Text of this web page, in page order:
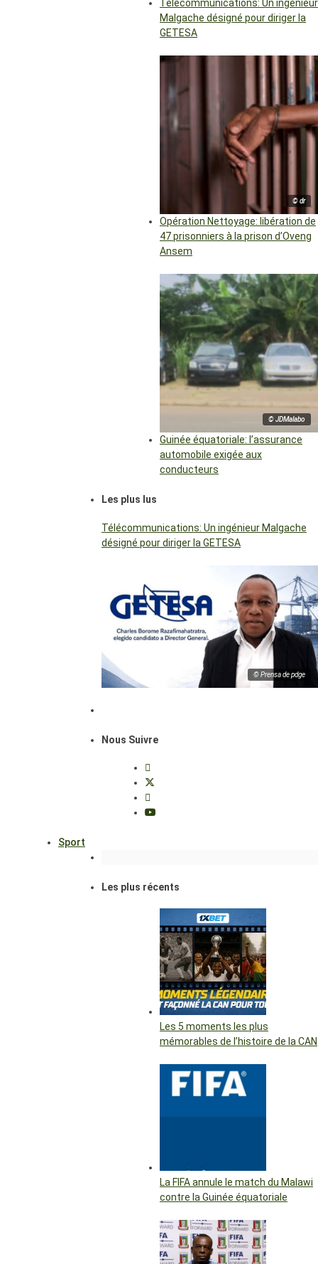
Télécommunications: Un ingénieur
Malgache désigné pour diriger la
GETESA
© dr
Opération Nettoyage: libération de
47 prisonniers à la prison d’Oveng
Ansem
© JDMalabo
Guinée équatoriale: l’assurance
automobile exigée aux
conducteurs
Les plus lus
Télécommunications: Un ingénieur Malgache
désigné pour diriger la GETESA
© Prensa de pdge
Nous Suivre
Sport
Les plus récents
Les 5 moments les plus
mémorables de l’histoire de la CAN
La FIFA annule le match du Malawi
contre la Guinée équatoriale